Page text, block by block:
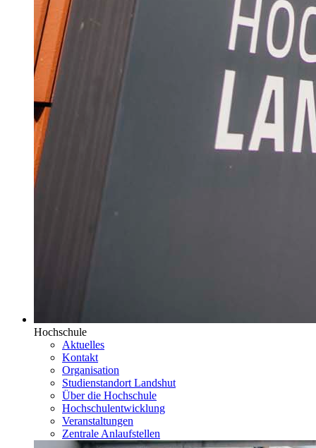
Hochschule
Aktuelles
Kontakt
Organisation
Studienstandort Landshut
Über die Hochschule
Hochschulentwicklung
Veranstaltungen
Zentrale Anlaufstellen